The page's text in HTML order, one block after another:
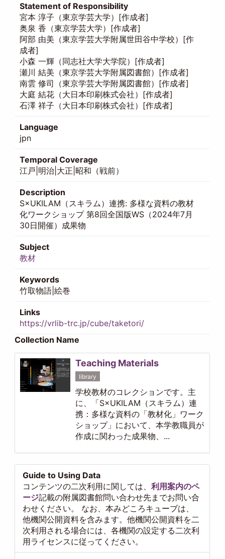
Statement of Responsibility
宮本 淳子（東京学芸大学）[作成者]
奥泉 香（東京学芸大学）[作成者]
阿部 由美（東京学芸大学附属世田谷中学校）[作
成者]
小森 一輝（同志社大学大学院）[作成者]
瀬川 結美（東京学芸大学附属図書館）[作成者]
南雲 修司（東京学芸大学附属図書館）[作成者]
大庭 結花（大日本印刷株式会社）[作成者]
石澤 祥子（大日本印刷株式会社）[作成者]
Language
jpn
Temporal Coverage
江戸|明治|大正|昭和（戦前）
Description
S×UKILAM（スキラム）連携: 多様な資料の教材
化ワークショップ 第8回全国版WS（2024年7月
30日開催）成果物
Subject
教材
Keywords
竹取物語|絵巻
Links
https://vrlib-trc.jp/cube/taketori/
Collection Name
Teaching Materials
library
学校教材のコレクションです。主
に、「S×UKILAM（スキラム）連
携：多様な資料の「教材化」ワーク
ショップ」において、本学教職員が
作成に関わった成果物、...
Guide to Using Data
コンテンツの二次利用に関しては、利用案内のペ
ージ記載の附属図書館問い合わせ先までお問い合
わせください。 なお、本みどころキューブは、
他機関公開資料を含みます。他機関公開資料を二
次利用される場合には、各機関の設定する二次利
用ライセンスに従ってください。